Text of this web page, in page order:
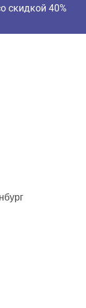
скидкой 40%